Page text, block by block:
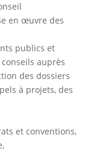
en œuvre des
publics et
auprès
des dossiers
à projets, des
et conventions,